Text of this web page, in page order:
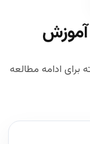
آموزش
ادامه مطالعه